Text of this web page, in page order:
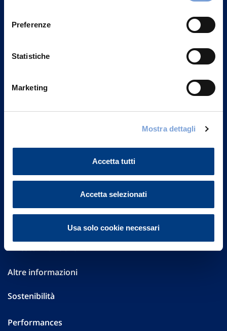
Preferenze
Statistiche
Marketing
Mostra dettagli
Accetta tutti
Accetta selezionati
Usa solo cookie necessari
Via Ignazio Gardella, 2
Part. IVA 01329510158
Investor Relations
Altre informazioni
Sostenibilità
Performances